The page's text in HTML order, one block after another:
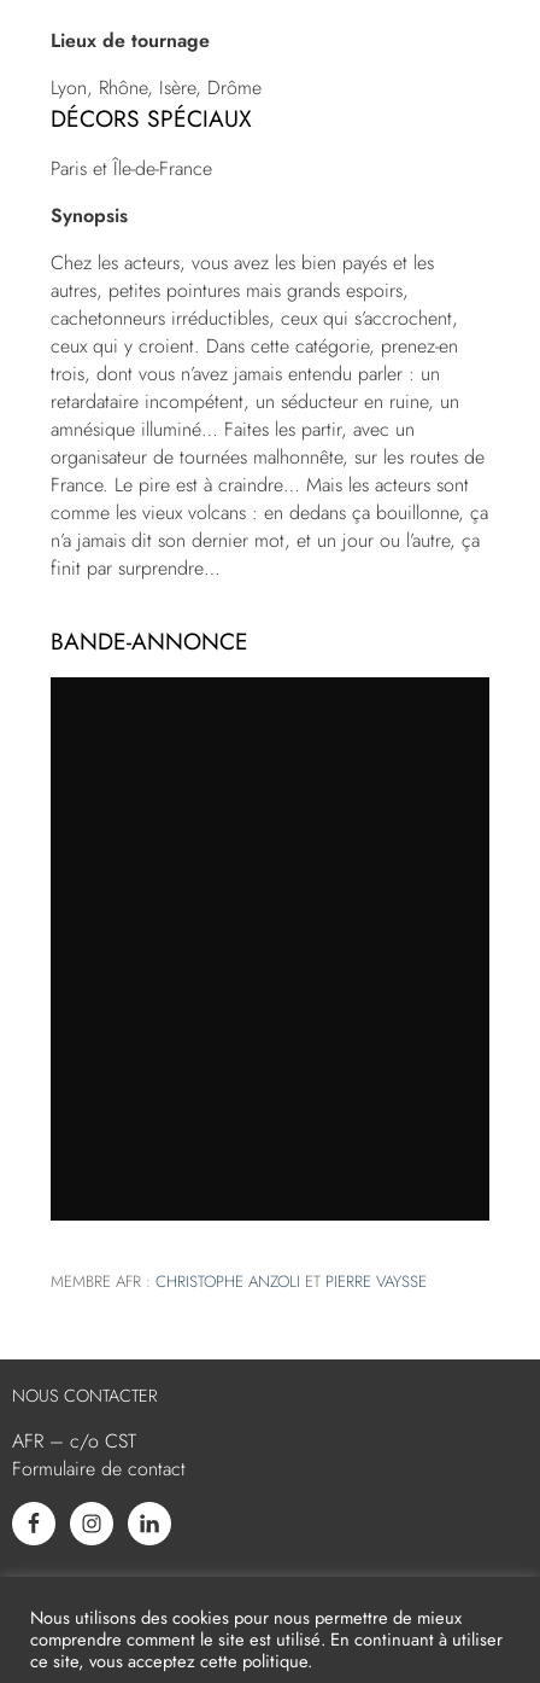
Lieux de tournage
Lyon, Rhône, Isère, Drôme
DÉCORS SPÉCIAUX
Paris et Île-de-France
Synopsis
Chez les acteurs, vous avez les bien payés et les
autres, petites pointures mais grands espoirs,
cachetonneurs irréductibles, ceux qui s’accrochent,
ceux qui y croient. Dans cette catégorie, prenez-en
trois, dont vous n’avez jamais entendu parler : un
retardataire incompétent, un séducteur en ruine, un
amnésique illuminé… Faites les partir, avec un
organisateur de tournées malhonnête, sur les routes de
France. Le pire est à craindre… Mais les acteurs sont
comme les vieux volcans : en dedans ça bouillonne, ça
n’a jamais dit son dernier mot, et un jour ou l’autre, ça
finit par surprendre…
BANDE-ANNONCE
MEMBRE AFR :CHRISTOPHE ANZOLI ET PIERRE VAYSSE
NOUS CONTACTER
AFR – c/o CST
Formulaire de contact
Nous utilisons des cookies pour nous permettre de mieux
comprendre comment le site est utilisé. En continuant à utiliser
ce site, vous acceptez cette politique.